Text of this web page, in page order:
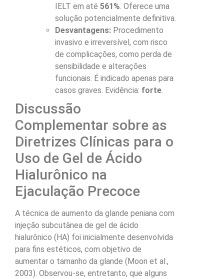
IELT em até 561%. Oferece uma
solução potencialmente definitiva.
Desvantagens: Procedimento
invasivo e irreversível, com risco
de complicações, como perda de
sensibilidade e alterações
funcionais. É indicado apenas para
casos graves. Evidência: forte.
Discussão
Complementar sobre as
Diretrizes Clínicas para o
Uso de Gel de Ácido
Hialurônico na
Ejaculação Precoce
A técnica de aumento da glande peniana com
injeção subcutânea de gel de ácido
hialurônico (HA) foi inicialmente desenvolvida
para fins estéticos, com objetivo de
aumentar o tamanho da glande (Moon et al.,
2003). Observou-se, entretanto, que alguns